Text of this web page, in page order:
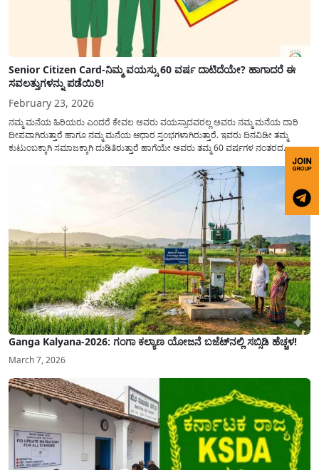
Senior Citizen Card-ನಿಮ್ಮ ವಯಸ್ಸು 60 ವರ್ಷ ದಾಟಿದೆಯೇ? ಹಾಗಾದರೆ ಈ
ಸವಲತ್ತುಗಳನ್ನು ಪಡೆಯಿರಿ!
February 23, 2026
ನಮ್ಮ ಮನೆಯ ಹಿರಿಯರು ಎಂದರೆ ಕೇವಲ ಅವರು ವಯಸ್ಸಾದವರಲ್ಲ ಅವರು ನಮ್ಮ ಮನೆಯ ದಾರಿ
ದೀಪವಾಗಿರುತ್ತಾರೆ ಹಾಗೂ ನಮ್ಮ ಮನೆಯ ಆಧಾರ ಸ್ತಂಭಗಳಾಗಿರುತ್ತಾರೆ. ಇವರು ದಿನವಿಡೀ ತಮ್ಮ
ಕುಟುಂಬಕ್ಕಾಗಿ ಸಮಾಜಕ್ಕಾಗಿ ದುಡಿತಿರುತ್ತಾರೆ ಹಾಗೆಯೇ ಅವರು ತಮ್ಮ 60 ವರ್ಷಗಳ ನಂತರದ
ಜೀವನವನ್ನು ನೆಮ್ಮದಿಯಿಂದ ಕಳೆಯಬೇಕೆಂಬುದು ಪ್ರತಿಯೊಬ್ಬರ ಕನಸಾಗಿರುತ್ತದೆ ಆದ್ದರಿಂದ ಸರ್ಕಾರವು
Ganga Kalyana-2026: ಗಂಗಾ ಕಲ್ಯಾಣ ಯೋಜನೆ ಬಜೆಟ್‌ನಲ್ಲಿ ಸಬ್ಸಿಡಿ ಹೆಚ್ಚಳ!
March 7, 2026